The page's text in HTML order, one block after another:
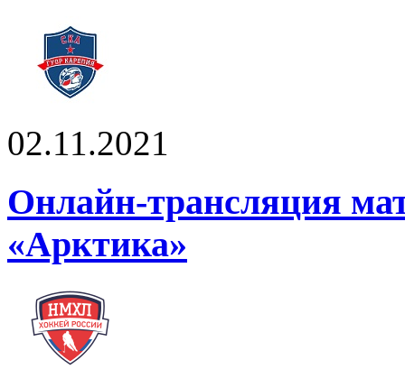
02.11.2021
Онлайн-трансляция
«Арктика»